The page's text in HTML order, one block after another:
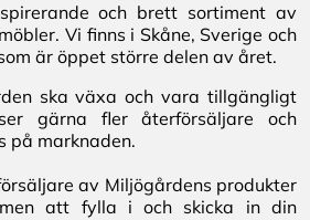
och brett sortiment av
Vi finns i Skåne, Sverige och
är öppet större delen av året.
ska växa och vara tillgängligt
gärna fler återförsäljare och
på marknaden.
av Miljögårdens produkter
att fylla i och skicka in din